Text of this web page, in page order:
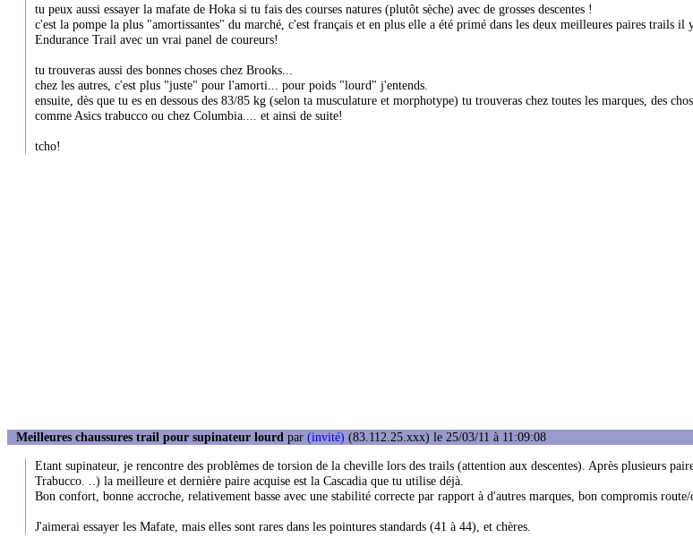
tu peux aussi essayer la mafate de Hoka si tu fais des courses natures (plutôt sèche) avec de grosses descentes !
c'est la pompe la plus "amortissantes" du marché, c'est français et en plus elle a été primé dans les deux meilleures paires trails il
Endurance Trail avec un vrai panel de coureurs!
tu trouveras aussi des bonnes choses chez Brooks...
chez les autres, c'est plus "juste" pour l'amorti... pour poids "lourd" j'entends.
ensuite, dès que tu es en dessous des 83/85 kg (selon ta musculature et morphotype) tu trouveras chez toutes les marques, des
comme Asics trabucco ou chez Columbia.... et ainsi de suite!
tcho!
Meilleures chaussures trail pour supinateur lourd par (invité) (83.112.25.xxx) le 25/03/11 à 11:09:08
Etant supinateur, je rencontre des problèmes de torsion de la cheville lors des trails (attention aux descentes). Après plusieurs
Trabucco. ..) la meilleure et dernière paire acquise est la Cascadia que tu utilise déjà.
Bon confort, bonne accroche, relativement basse avec une stabilité correcte par rapport à d'autres marques, bon compromis route/
J'aimerai essayer les Mafate, mais elles sont rares dans les pointures standards (41 à 44), et chères.